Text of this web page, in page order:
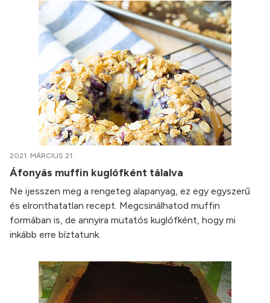
2021. MÁRCIUS 21.
Áfonyás muffin kuglófként tálalva
Ne ijesszen meg a rengeteg alapanyag, ez egy egyszerű
és elronthatatlan recept. Megcsinálhatod muffin
formában is, de annyira mutatós kuglófként, hogy mi
inkább erre bíztatunk.